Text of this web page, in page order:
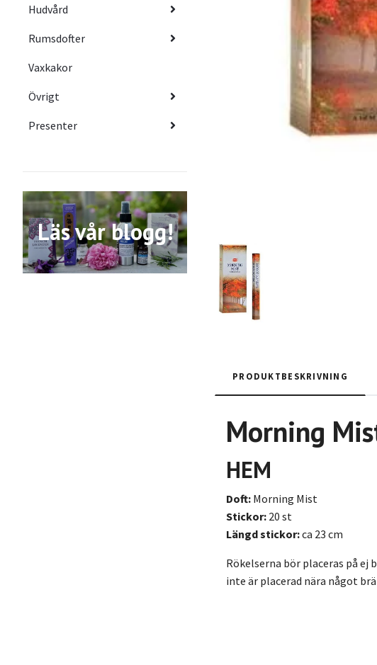
Hudvård
Rumsdofter
Vaxkakor
Övrigt
Presenter
Läs vår blogg!
PRODUKTBESKRIVNING
Morning
HEM
Doft: Morning Mist
Stickor: 20 st
Längd stickor:ca 23 cm
Rökelserna bör placeras på ej
inte är placerad nära något